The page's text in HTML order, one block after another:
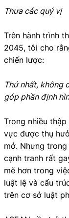
Thưa các quý vị
Trên hành trình
2045, tôi cho
chiến lược:
Thứ nhất, không
góp phần định
Trong nhiều
vực được thụ
mở. Nhưng
cạnh tranh rất
mẽ hơn trong
luật lệ và cấu
trên cơ sở luật